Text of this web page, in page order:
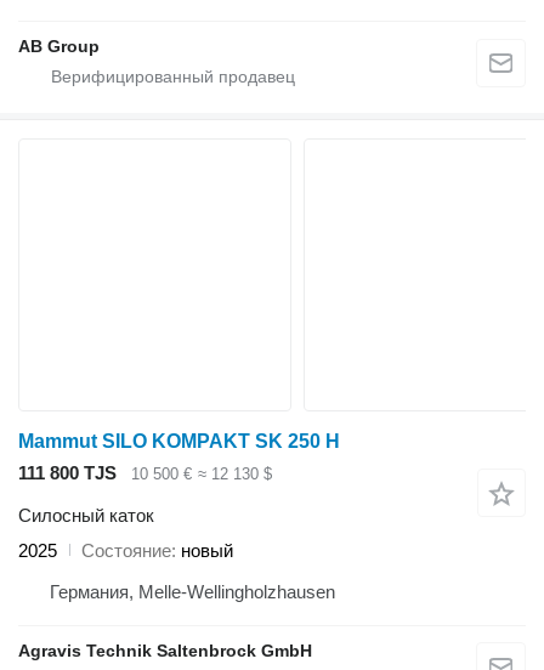
AB Group
Mammut SILO KOMPAKT SK 250 H
111 800 TJS
10 500 € ≈ 12 130 $
Силосный каток
2025
Состояние новый
Германия, Melle-Wellingholzhausen
Agravis Technik Saltenbrock GmbH